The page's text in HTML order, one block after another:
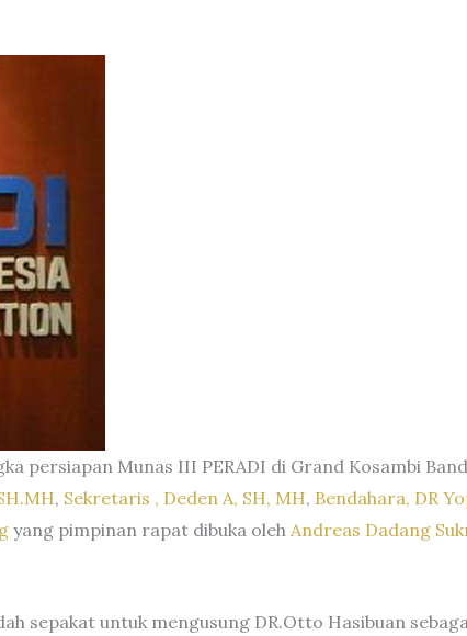
persiapan Munas III PERADI di Grand Kosambi
, Sekretaris , Deden A, SH, MH, Bendahara, DR
yang pimpinan rapat dibuka oleh Andreas Dadang
sepakat untuk mengusung DR.Otto Hasibuan